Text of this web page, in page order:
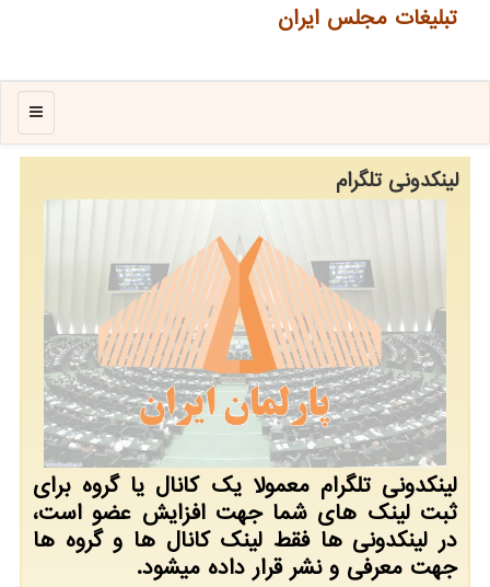
تبلیغات مجلس ایران
منو
لینکدونی تلگرام
لینکدونی تلگرام معمولا یک کانال یا گروه برای
ثبت لینک های شما جهت افزایش عضو است،
در لینکدونی ها فقط لینک کانال ها و گروه ها
جهت معرفی و نشر قرار داده میشود.